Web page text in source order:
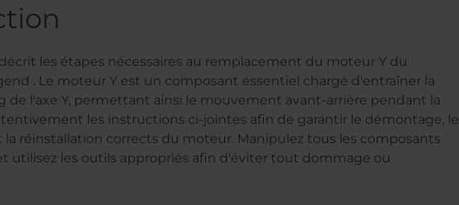
les étapes nécessaires au remplacement du moteur Y du
. Le moteur Y est un composant essentiel chargé d'entraîner la
de l'axe Y, permettant ainsi le mouvement avant-arrière pendant la
les instructions ci-jointes afin de garantir le démontage, le
réinstallation corrects du moteur. Manipulez tous les composants
utilisez les outils appropriés afin d'éviter tout dommage ou